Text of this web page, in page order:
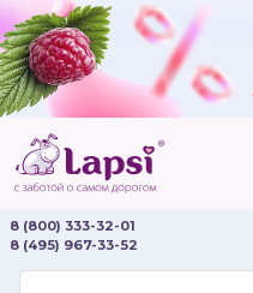
8 (800) 333-32-01
8 (495) 967-33-52